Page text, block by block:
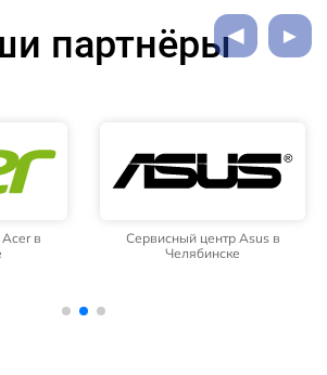
партнёры
в
Сервисный центр Asus в
Челябинске